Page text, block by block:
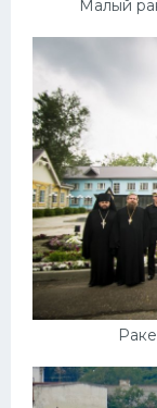
Малый